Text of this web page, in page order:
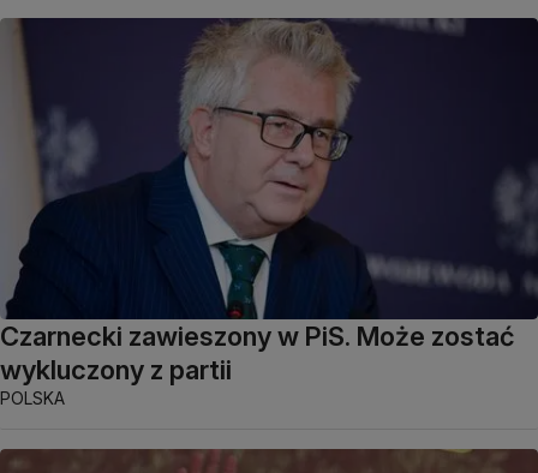
Czarnecki zawieszony w PiS. Może zostać
wykluczony z partii
POLSKA